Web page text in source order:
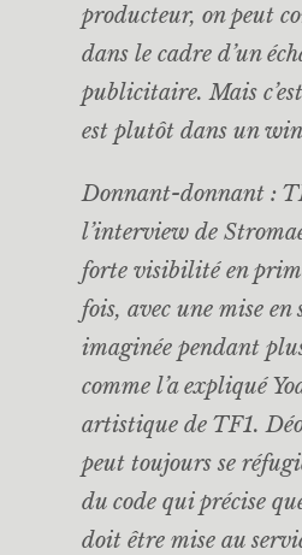
producteur, on peut
dans le cadre d’un
publicitaire. Mais
est plutôt dans un
Donnant-donnant :
l’interview de
forte visibilité en
fois, avec une mise en
imaginée pendant
comme l’a expliqué
artistique de TF1.
peut toujours se
du code qui précise
doit être mise au